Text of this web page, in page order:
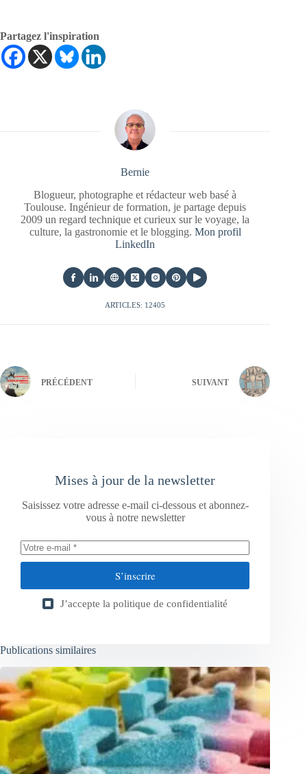
Partagez l'inspiration
Bernie
Blogueur, photographe et rédacteur web basé à
Toulouse. Ingénieur de formation, je partage depuis
2009 un regard technique et curieux sur le voyage, la
culture, la gastronomie et le blogging. Mon profil
LinkedIn
ARTICLES: 12405
PRÉCÉDENT SUIVANT
Mises à jour de la newsletter
Saisissez votre adresse e-mail ci-dessous et abonnez-
vous à notre newsletter
S’inscrire
J’accepte la politique de confidentialité
Publications similaires